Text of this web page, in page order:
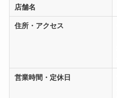
店舗名
住所・アクセス
営業時間・定休日